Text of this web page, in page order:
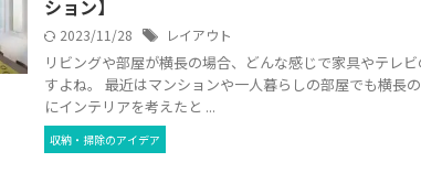
ション】
2023/11/28 レイアウト
リビングや部屋が横長の場合、どんな感じで家具やテレ
すよね。 最近はマンションや一人暮らしの部屋でも横長
にインテリアを考えたと ...
収納・掃除のアイデア